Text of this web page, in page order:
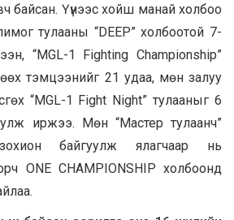
байсан. Үүнээс хойш манай холбоо
тулааны “DEEP” холбоотой 7-
“MGL-1 Fighting Championship”
тэмцээнийг 21 удаа, мөн залуу
“MGL-1 Fight Night” тулааныг 6
иржээ. Мөн “Мастер тулаанч”
байгуулж ялагчаар нь
ONE CHAMPIONSHIP холбоонд